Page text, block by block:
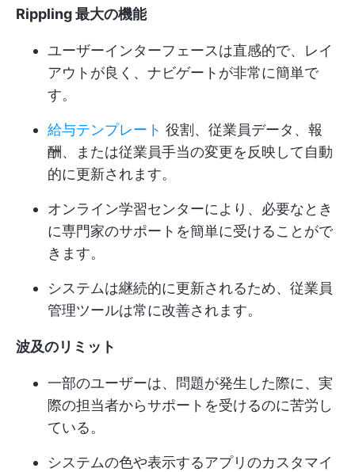
Rippling 最大の機能
ユーザーインターフェースは直感的で、レイ
アウトが良く、ナビゲートが非常に簡単で
す。
給与テンプレート 役割、従業員データ、報
酬、または従業員手当の変更を反映して自動
的に更新されます。
オンライン学習センターにより、必要なとき
に専門家のサポートを簡単に受けることがで
きます。
システムは継続的に更新されるため、従業員
管理ツールは常に改善されます。
波及のリミット
一部のユーザーは、問題が発生した際に、実
際の担当者からサポートを受けるのに苦労し
ている。
システムの色や表示するアプリのカスタマイ